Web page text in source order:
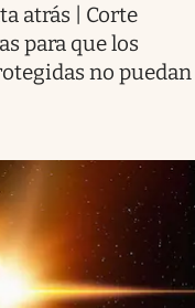
atrás | Corte
para que los
no puedan